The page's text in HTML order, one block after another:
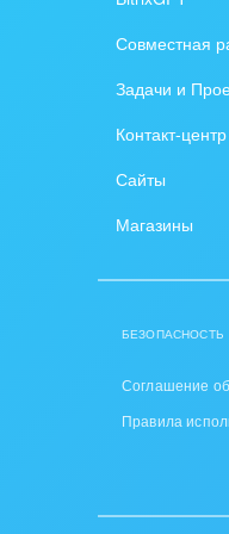
Интернет-
внедрения
Внедрение
Внедрение
/ Интранета
Совместная
Задачи и
Контакт-центр
Сайты
Магазины
БЕЗОПАСНОСТЬ
Соглашение
Правила